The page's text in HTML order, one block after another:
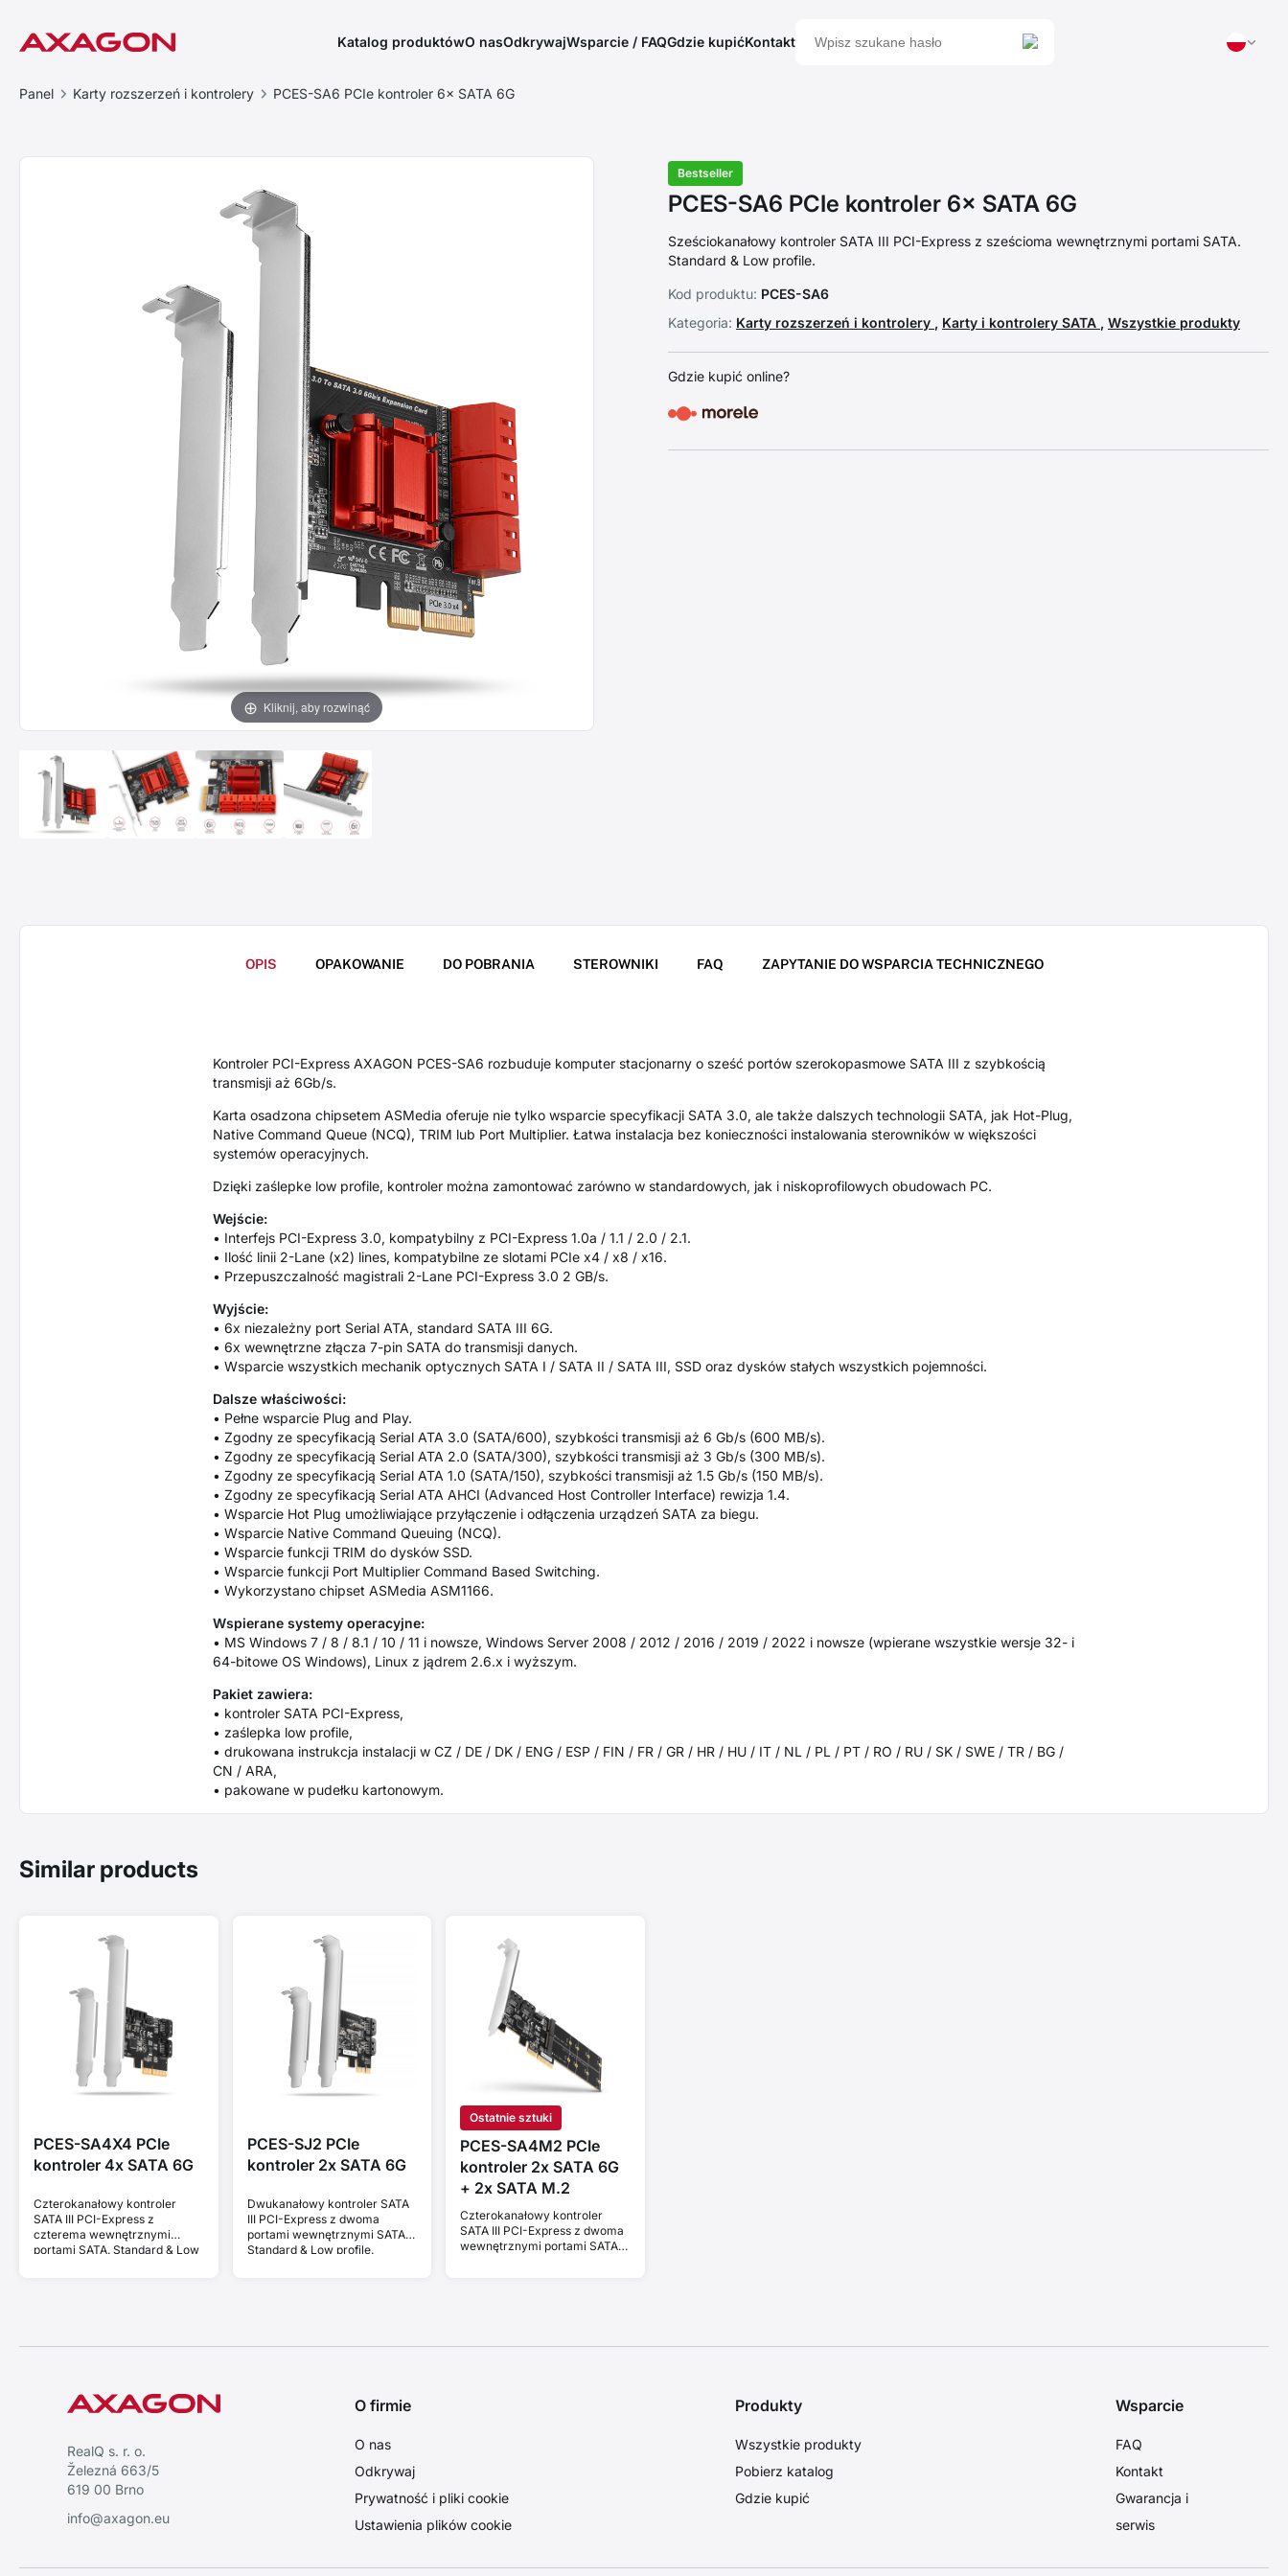
Katalog produktówO nasOdkrywajWsparcie / FAQGdzie kupićKontakt
Panel Karty rozszerzeń i kontrolery PCES-SA6 PCIe kontroler 6× SATA 6G
Kliknij, aby rozwinąć
Bestseller
PCES-SA6 PCIe kontroler 6× SATA 6G
Sześciokanałowy kontroler SATA III PCI-Express z sześcioma wewnętrznymi portami SATA.
Standard & Low profile.
Kod produktu: PCES-SA6
Kategoria: Karty rozszerzeń i kontrolery , Karty i kontrolery SATA , Wszystkie produkty
Gdzie kupić online?
OPIS OPAKOWANIE DO POBRANIA STEROWNIKI FAQ ZAPYTANIE DO WSPARCIA TECHNICZNEGO
Kontroler PCI-Express AXAGON PCES-SA6 rozbuduje komputer stacjonarny o sześć portów szerokopasmowe SATA III z szybkością
transmisji aż 6Gb/s.
Karta osadzona chipsetem ASMedia oferuje nie tylko wsparcie specyfikacji SATA 3.0, ale także dalszych technologii SATA, jak Hot-Plug,
Native Command Queue (NCQ), TRIM lub Port Multiplier. Łatwa instalacja bez konieczności instalowania sterowników w większości
systemów operacyjnych.
Dzięki zaślepke low profile, kontroler można zamontować zarówno w standardowych, jak i niskoprofilowych obudowach PC.
Wejście:
• Interfejs PCI-Express 3.0, kompatybilny z PCI-Express 1.0a / 1.1 / 2.0 / 2.1.
• Ilość linii 2-Lane (x2) lines, kompatybilne ze slotami PCIe x4 / x8 / x16.
• Przepuszczalność magistrali 2-Lane PCI-Express 3.0 2 GB/s.
Wyjście:
• 6x niezależny port Serial ATA, standard SATA III 6G.
• 6x wewnętrzne złącza 7-pin SATA do transmisji danych.
• Wsparcie wszystkich mechanik optycznych SATA I / SATA II / SATA III, SSD oraz dysków stałych wszystkich pojemności.
Dalsze właściwości:
• Pełne wsparcie Plug and Play.
• Zgodny ze specyfikacją Serial ATA 3.0 (SATA/600), szybkości transmisji aż 6 Gb/s (600 MB/s).
• Zgodny ze specyfikacją Serial ATA 2.0 (SATA/300), szybkości transmisji aż 3 Gb/s (300 MB/s).
• Zgodny ze specyfikacją Serial ATA 1.0 (SATA/150), szybkości transmisji aż 1.5 Gb/s (150 MB/s).
• Zgodny ze specyfikacją Serial ATA AHCI (Advanced Host Controller Interface) rewizja 1.4.
• Wsparcie Hot Plug umożliwiające przyłączenie i odłączenia urządzeń SATA za biegu.
• Wsparcie Native Command Queuing (NCQ).
• Wsparcie funkcji TRIM do dysków SSD.
• Wsparcie funkcji Port Multiplier Command Based Switching.
• Wykorzystano chipset ASMedia ASM1166.
Wspierane systemy operacyjne:
• MS Windows 7 / 8 / 8.1 / 10 / 11 i nowsze, Windows Server 2008 / 2012 / 2016 / 2019 / 2022 i nowsze (wpierane wszystkie wersje 32- i
64-bitowe OS Windows), Linux z jądrem 2.6.x i wyższym.
Pakiet zawiera:
• kontroler SATA PCI-Express,
• zaślepka low profile,
• drukowana instrukcja instalacji w CZ / DE / DK / ENG / ESP / FIN / FR / GR / HR / HU / IT / NL / PL / PT / RO / RU / SK / SWE / TR / BG /
CN / ARA,
• pakowane w pudełku kartonowym.
Similar products
PCES-SA4X4 PCIe
kontroler 4x SATA 6G
Czterokanałowy kontroler
SATA III PCI-Express z
czterema wewnętrznymi
portami SATA. Standard & Low
PCES-SJ2 PCIe
kontroler 2x SATA 6G
Dwukanałowy kontroler SATA
III PCI-Express z dwoma
portami wewnętrznymi SATA.
Standard & Low profile.
Ostatnie sztuki
PCES-SA4M2 PCIe
kontroler 2x SATA 6G
+ 2x SATA M.2
Czterokanałowy kontroler
SATA III PCI-Express z dwoma
wewnętrznymi portami SATA i
RealQ s. r. o.
Železná 663/5
619 00 Brno
info@axagon.eu
O firmie
O nas
Odkrywaj
Prywatność i pliki cookie
Ustawienia plików cookie
Produkty
Wszystkie produkty
Pobierz katalog
Gdzie kupić
Wsparcie
FAQ
Kontakt
Gwarancja i
serwis